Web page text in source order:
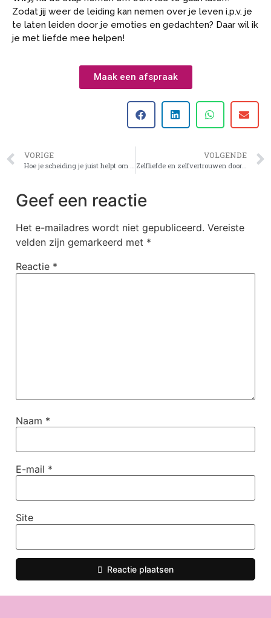
Zodat jij weer de leiding kan nemen over je leven i.p.v. je
te laten leiden door je emoties en gedachten? Daar wil ik
je met liefde mee helpen!
Maak een afspraak
VORIGE
Hoe je scheiding je juist helpt om liefde te leren vieren
VOLGENDE
Zelfliefde en zelfvertrouwen door mijn scheiding
Geef een reactie
Het e-mailadres wordt niet gepubliceerd. Vereiste
velden zijn gemarkeerd met *
Reactie *
Naam *
E-mail *
Site
Reactie plaatsen